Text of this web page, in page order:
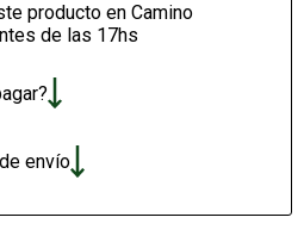
producto en Camino
de las 17hs
envío